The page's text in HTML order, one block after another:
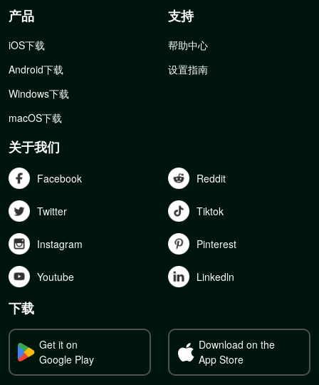
产品
iOS下载
Android下载
Windows下载
macOS下载
支持
帮助中心
设置指南
关于我们
Facebook Reddit
Twitter Tiktok
Instagram Pinterest
Youtube Linkedln
下载
Get it on
Google Play
Download on the
App Store